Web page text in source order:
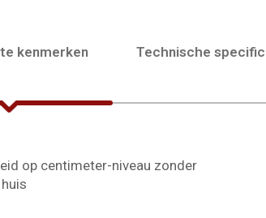
kenmerken Technische
op centimeter-niveau zonder